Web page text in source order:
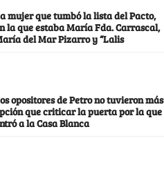
mujer que tumbó la lista del Pacto,
la que estaba María Fda. Carrascal,
del Mar Pizarro y “Lalis
opositores de Petro no tuvieron más
que criticar la puerta por la que
a la Casa Blanca